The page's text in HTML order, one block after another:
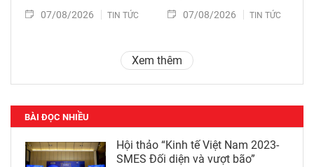
07/08/2026 TIN TỨC 07/08/2026 TIN TỨC
Xem thêm
BÀI ĐỌC NHIỀU
Hội thảo “Kinh tế Việt Nam 2023-
SMES Đối diện và vượt bão”